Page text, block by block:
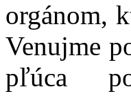
orgánom,
Venujme
pľúca